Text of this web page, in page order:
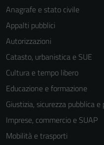
Anagrafe e stato civile
Appalti pubblici
Autorizzazioni
Catasto, urbanistica e SUE
Cultura e tempo libero
Educazione e formazione
Giustizia, sicurezza pubblica
Imprese, commercio e SUAP
Mobilità e trasporti